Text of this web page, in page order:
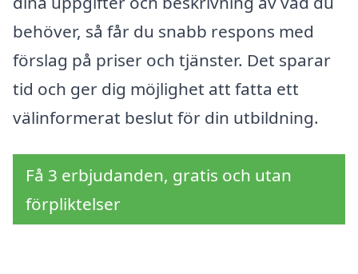
behöver, så får du snabb respons med
förslag på priser och tjänster. Det sparar
tid och ger dig möjlighet att fatta ett
välinformerat beslut för din utbildning.
Få 3 erbjudanden, gratis och utan
förpliktelser